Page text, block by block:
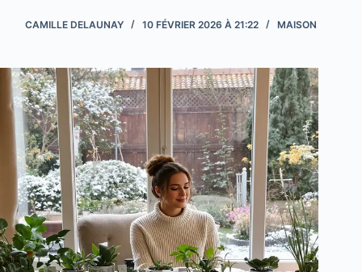
CAMILLE DELAUNAY 10 FÉVRIER 2026 À 21:22 MAISON